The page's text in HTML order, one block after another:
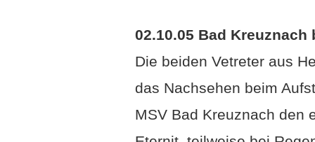
02.10.05 Bad
Die beidenVetreter aus
das Nachsehen beim
MSV Bad Kreuznach den